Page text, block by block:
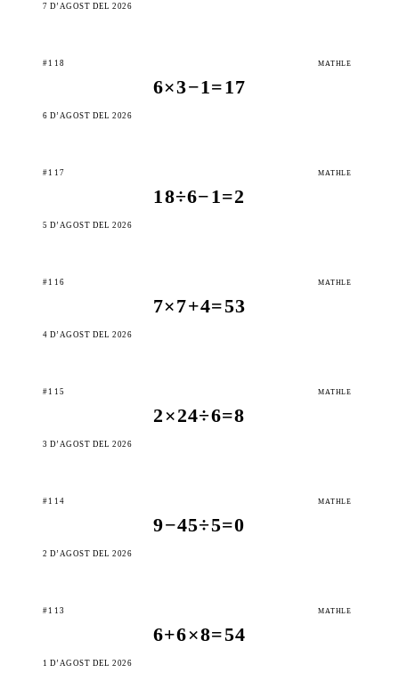
7 D’AGOST DEL 2026
#118 MATHLE
6×3−1=17
6 D’AGOST DEL 2026
#117 MATHLE
18÷6−1=2
5 D’AGOST DEL 2026
#116 MATHLE
7×7+4=53
4 D’AGOST DEL 2026
#115 MATHLE
2×24÷6=8
3 D’AGOST DEL 2026
#114 MATHLE
9−45÷5=0
2 D’AGOST DEL 2026
#113 MATHLE
6+6×8=54
1 D’AGOST DEL 2026